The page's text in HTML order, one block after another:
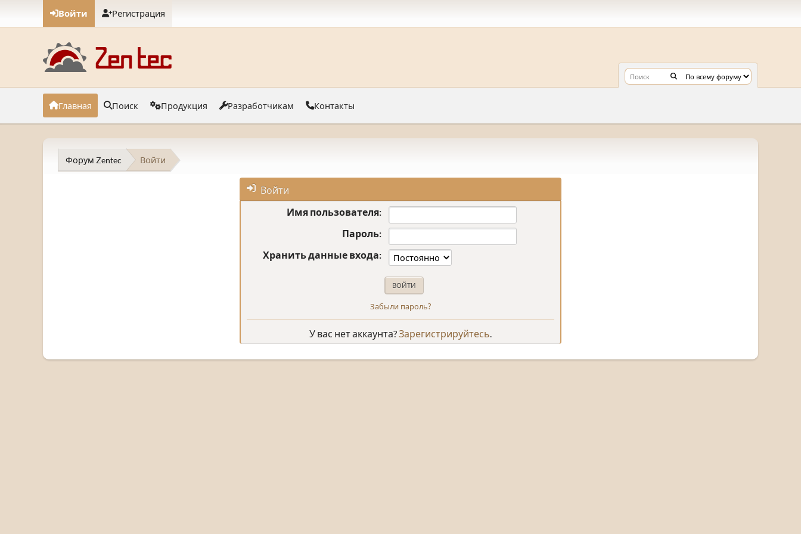
Войти Регистрация
Главная Поиск Продукция Разработчикам Контакты
Форум Zentec Войти
Войти
Имя пользователя:
Пароль:
Хранить данные входа:
Забыли пароль?
У вас нет аккаунта? Зарегистрируйтесь